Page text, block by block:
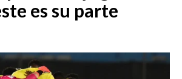
es su parte